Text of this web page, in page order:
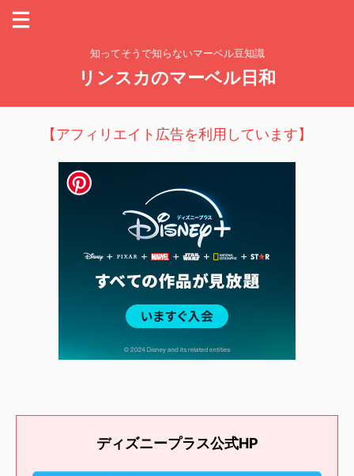
知ってそうで知らないマーベル豆知識
リンスカのマーベル日和
【アフィリエイト広告を利用しています】
ディズニープラス公式HP